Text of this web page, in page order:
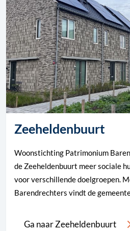
Zeeheldenbuurt
Woonstichting Patrimonium
de Zeeheldenbuurt meer sociale
voor verschillende doelgroepen.
Barendrechters vindt de
Ga naar Zeeheldenbuurt